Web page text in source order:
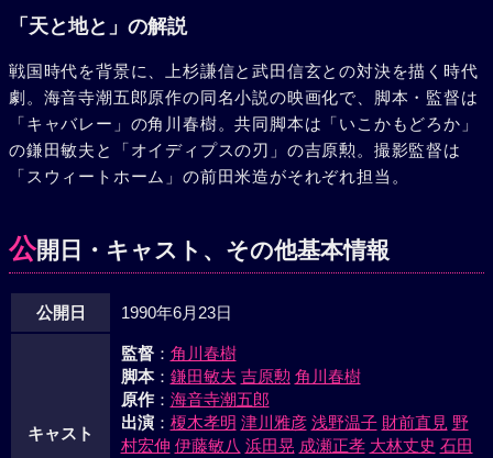
重、軍師山本勘介をはじめ屈強の家臣を持つ晴信は、着実に
絞にとって是非とも手中に収めたい土地だった。晴信は北上
し攻撃を開始する。追われた信濃の領主達は、隣国越後に失
地回復を嘆願し、景虎との対決がそう遠くない事を予感して
いた。景虎はかつての主であった長尾家を裏切り、武田軍の
役立てで越後を侵略しようとした昭田常陸介を倒すために兵
るが昭田は景虎の使者を斬り捨て篭城する。宇佐美は覚悟の
ほどを見せるために妻子を討てと進言するが、景虎は非情に
陥落させたが、景虎の心には一国の主としての己のありかた
に対する疑念が湧く。毘沙堂で真言を唱えながら苦悩する景
虎。数日後、景虎は城を捨て、修行僧に姿を変え放浪の旅に
出る。後を追う家臣達と雪深い信濃峠で再会するが、偶然に
も晴信一行に出くわす。修行僧の姿で頭を下げる景虎たちの
もとへ木の枝から落ちた雪の音に驚いた八重の馬が暴走し、
「天と地と」の解説
戦国時代を背景に、上杉謙信と武田信玄との対決を描く時代
劇。海音寺潮五郎原作の同名小説の映画化で、脚本・監督は
「キャバレー」の角川春樹。共同脚本は「いこかもどろか」
の鎌田敏夫と「オイディプスの刃」の吉原勲。撮影監督は
「スウィートホーム」の前田米造がそれぞれ担当。
公開日・キャスト、その他基本情報
公開日 1990年6月23日
キャスト
監督： 角川春樹
脚本： 鎌田敏夫 吉原勲 角川春樹
原作： 海音寺潮五郎
出演： 榎木孝明 津川雅彦 浅野温子 財前直見 野
村宏伸 伊藤敏八 浜田晃 成瀬正孝 大林丈史 石田